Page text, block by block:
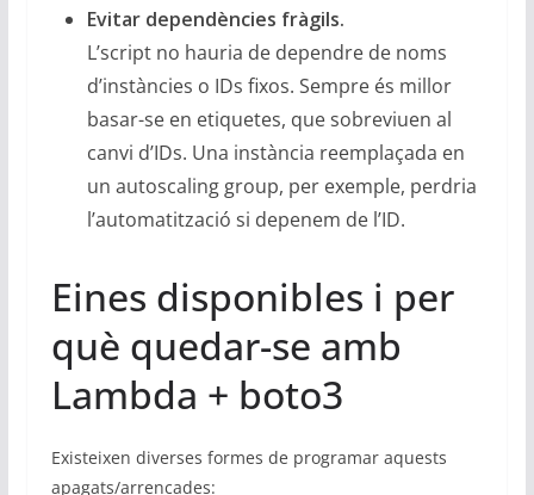
Evitar dependències fràgils.
L’script no hauria de dependre de noms
d’instàncies o IDs fixos. Sempre és millor
basar-se en etiquetes, que sobreviuen al
canvi d’IDs. Una instància reemplaçada en
un autoscaling group, per exemple, perdria
l’automatització si depenem de l’ID.
Eines disponibles i per
què quedar-se amb
Lambda + boto3
Existeixen diverses formes de programar aquests
apagats/arrencades: